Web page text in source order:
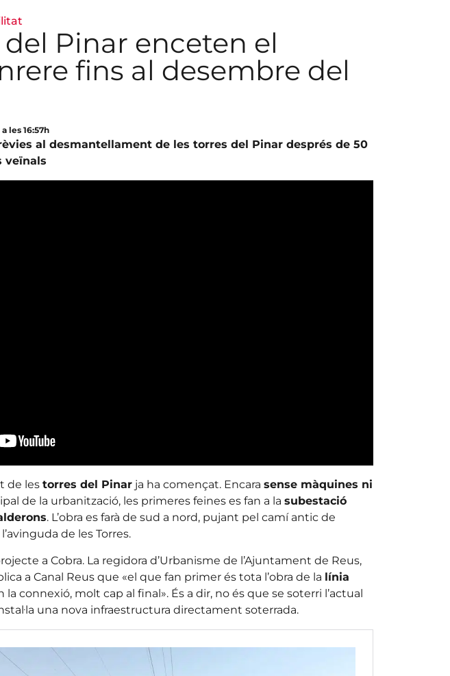
del Pinar enceten el
fins al desembre del
les 16:57h
al desmantellament de les torres del Pinar després de 50
veïnals
de les torres del Pinarja ha començat. Encara sense màquines ni
de la urbanització, les primeres feines es fan a la subestació
. L’obra es farà de sud a nord, pujant pel camí antic de
de les Torres.
a Cobra. La regidora d’Urbanisme de l’Ajuntament de Reus,
a Canal Reus que «el que fan primer és tota l’obra de la línia
la connexió, molt cap al final». És a dir, no és que se soterri l’actual
una nova infraestructura directament soterrada.